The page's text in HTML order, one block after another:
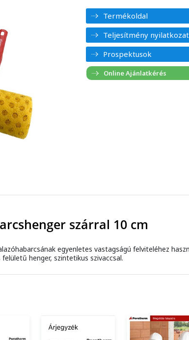
Termékoldal
Teljesítmény nyilatkozat
Prospektusok
szárral 10 cm
egyenletes vastagságú felviteléhez
henger, szintetikus szivaccsal.